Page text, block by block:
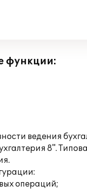
функции:
ведения
8".
операций;